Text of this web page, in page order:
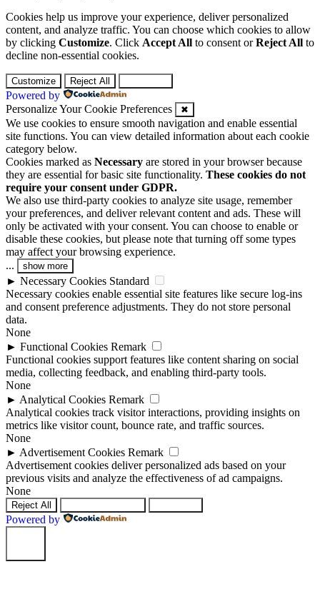
Cookies help us improve your experience, deliver personalized
content, and analyze traffic. You can choose which cookies to allow
by clicking Customize. Click Accept All to consent orReject All to
decline non-essential cookies.
Customize Reject All
Powered by
Personalize Your Cookie Preferences
✖
We use cookies to ensure smooth navigation and enable essential
site functions. You can view detailed information about each cookie
category below.
Cookies marked as Necessary are stored in your browser because
they are essential for basic site functionality. These cookies do not
require your consent under GDPR.
We also use third-party cookies to analyze site usage, remember
your preferences, and deliver relevant content and ads. These will
only be activated with your consent. You can choose to enable or
disable these cookies, but please note that turning off some types
may affect your browsing experience.
...
show more
► Necessary Cookies Standard
Necessary cookies enable essential site features like secure log-ins
and consent preference adjustments. They do not store personal
data.
None
► Functional Cookies Remark
Functional cookies support features like content sharing on social
media, collecting feedback, and enabling third-party tools.
None
► Analytical Cookies Remark
Analytical cookies track visitor interactions, providing insights on
metrics like visitor count, bounce rate, and traffic sources.
None
► Advertisement Cookies Remark
Advertisement cookies deliver personalized ads based on your
previous visits and analyze the effectiveness of ad campaigns.
None
Reject All
Powered by